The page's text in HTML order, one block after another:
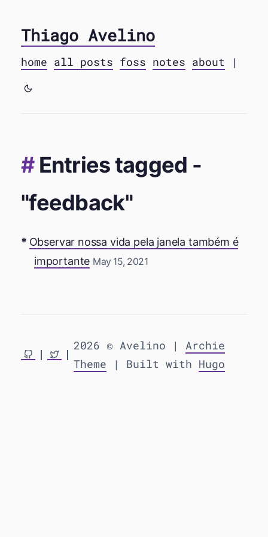
Thiago Avelino
home all posts foss notes about |
Entries tagged -
"feedback"
Observar nossa vida pela janela também é
importante May 15, 2021
2026 © Avelino | Archie
Theme | Built with Hugo